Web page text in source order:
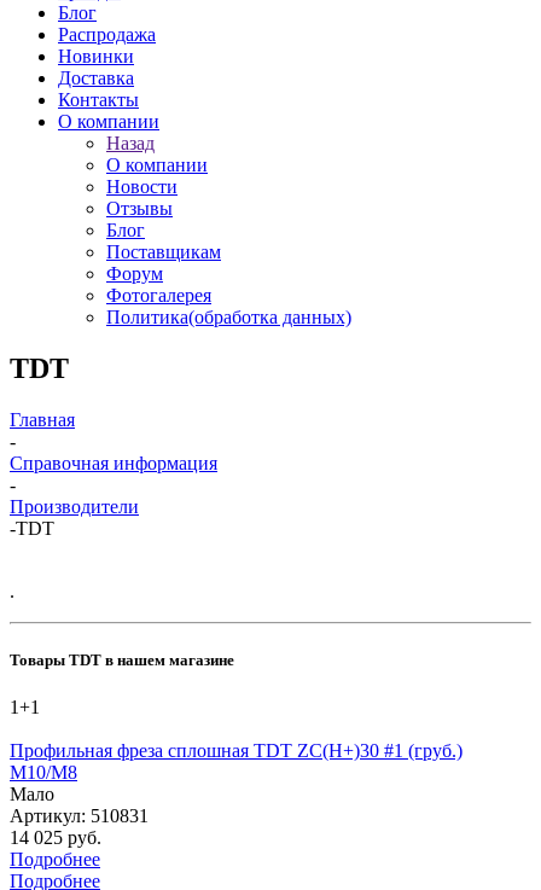
Блог
Распродажа
Новинки
Доставка
Контакты
О компании
Назад
О компании
Новости
Отзывы
Блог
Поставщикам
Форум
Фотогалерея
Политика(обработка данных)
TDT
Главная
-
Справочная информация
-
Производители
-TDT
.
Товары TDT в нашем магазине
1+1
Профильная фреза сплошная TDT ZC(H+)30 #1 (груб.)
M10/M8
Мало
Артикул: 510831
14 025 руб.
Подробнее
Подробнее